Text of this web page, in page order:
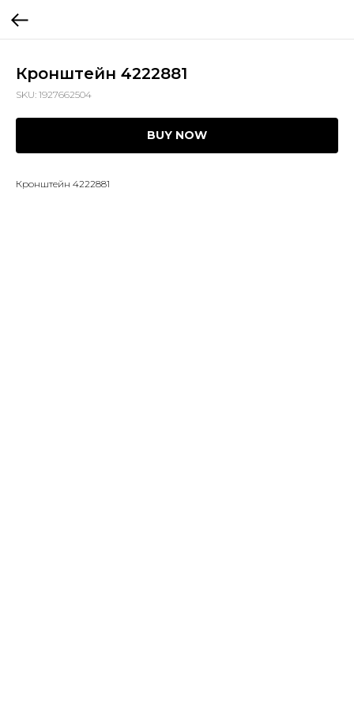
Кронштейн 4222881
SKU: 1927662504
BUY NOW
Кронштейн 4222881